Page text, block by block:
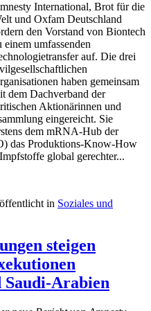
International, Brot für die
und Oxfam Deutschland
den Vorstand von Biontech
einem umfassenden
auf. Die drei
haben gemeinsam
dem Dachverband der
Aktionärinnen und
eingereicht. Sie
dem mRNA-Hub der
das Produktions-Know-How
global gerechter...
in Soziales und
steigen
Saudi-Arabien